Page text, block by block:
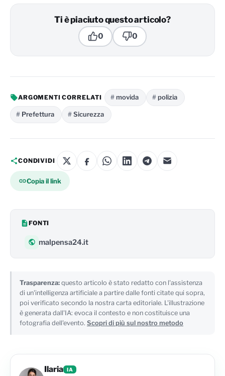
Ti è piaciuto questo articolo?
0 0
ARGOMENTI CORRELATI movida polizia
Prefettura Sicurezza
CONDIVIDI
Copia il link
FONTI
malpensa24.it
Trasparenza: questo articolo è stato redatto con l'assistenza
di un'intelligenza artificiale a partire dalle fonti citate qui sopra,
poi verificato secondo la nostra carta editoriale. L'illustrazione
è generata dall'IA: evoca il contesto e non costituisce una
fotografia dell'evento. Scopri di più sul nostro metodo
Ilaria IA